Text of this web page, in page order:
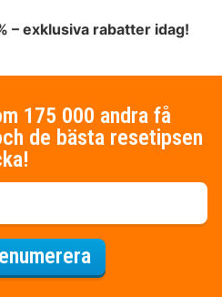
– exklusiva rabatter idag!
175 000 andra få
de bästa resetipsen